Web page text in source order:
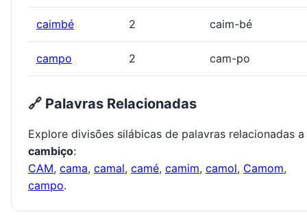
caimbé 2 caim-bé
campo 2 cam-po
🔗 Palavras Relacionadas
Explore divisões silábicas de palavras relacionadas a
cambiço:
CAM, cama, camal, camé, camim, camol, Camom,
campo.